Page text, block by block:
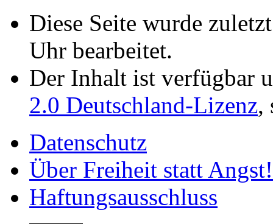
Diese Seite wurde
Uhr bearbeitet.
Der Inhalt ist verfügbar
2.0 Deutschland-Lizenz,
Datenschutz
Über Freiheit statt Angst!
Haftungsausschluss